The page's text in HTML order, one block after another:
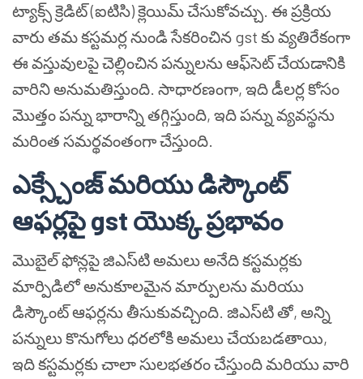
ట్యాక్స్ క్రెడిట్ (ఐటిసి) క్లెయిమ్ చేసుకోవచ్చు. ఈ ప్రక్రియ
వారు తమ కస్టమర్ల నుండి సేకరించిన gst కు వ్యతిరేకంగా
ఈ వస్తువులపై చెల్లించిన పన్నులను ఆఫ్‌సెట్ చేయడానికి
వారిని అనుమతిస్తుంది. సాధారణంగా, ఇది డీలర్ల కోసం
మొత్తం పన్ను భారాన్ని తగ్గిస్తుంది, ఇది పన్ను వ్యవస్థను
మరింత సమర్థవంతంగా చేస్తుంది.
ఎక్స్చేంజ్ మరియు డిస్కౌంట్
ఆఫర్లపై gst యొక్క ప్రభావం
మొబైల్ ఫోన్లపై జిఎస్‌టి అమలు అనేది కస్టమర్లకు
మార్పిడిలో అనుకూలమైన మార్పులను మరియు
డిస్కౌంట్ ఆఫర్లను తీసుకువచ్చింది. జిఎస్‌టి తో, అన్ని
పన్నులు కొనుగోలు ధరలోకి అమలు చేయబడతాయి,
ఇది కస్టమర్లకు చాలా సులభతరం చేస్తుంది మరియు వారి